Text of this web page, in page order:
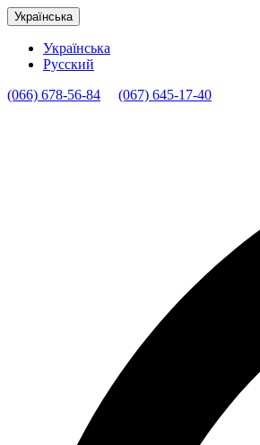
Українська
Українська
Русский
(066) 678-56-84
(067) 645-17-40